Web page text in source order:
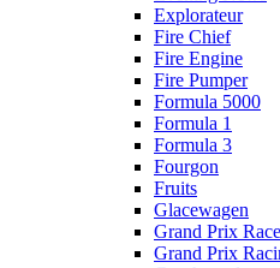
Explorateur
Fire Chief
Fire Engine
Fire Pumper
Formula 5000
Formula 1
Formula 3
Fourgon
Fruits
Glacewagen
Grand Prix
Grand Prix